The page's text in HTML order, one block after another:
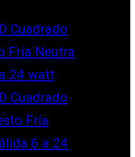
Cuadrado
Fría Neutra
24 watt
Cuadrado
Fría
6 a 24